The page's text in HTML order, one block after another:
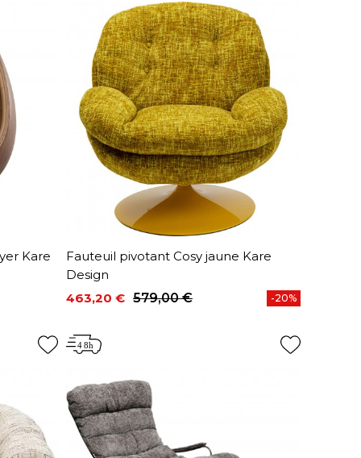
Kare
Fauteuil pivotant Cosy jaune Kare
Design
Prix
463,20 €
Prix de base579,00 € -20%